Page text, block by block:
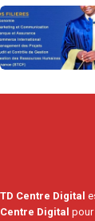
TD Centre Digital
Centre Digital pour